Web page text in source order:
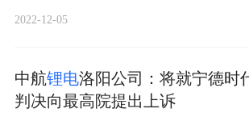
2022-12-05
中航锂电洛阳公司：将就宁德时
判决向最高院提出上诉